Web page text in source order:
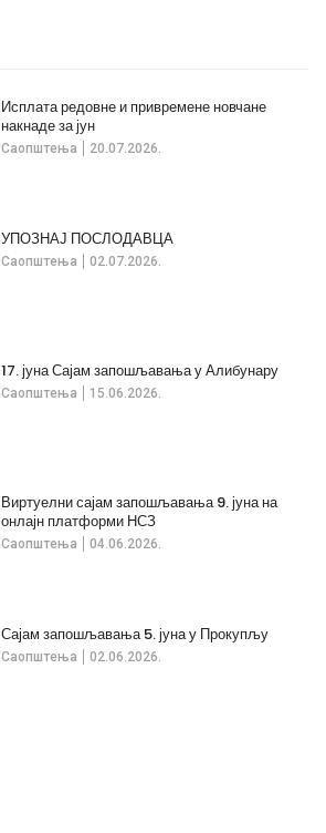
Саопштења 20.07.2026.
Исплата редовне и привремене новчане
накнаде за јун
Саопштења 02.07.2026.
УПОЗНАЈ ПОСЛОДАВЦА
Саопштења 15.06.2026.
17. јуна Сајам запошљавања у Алибунару
Саопштења 04.06.2026.
Виртуелни сајам запошљавања 9. јуна на
онлајн платформи НСЗ
Саопштења 02.06.2026.
Сајам запошљавања 5. јуна у Прокупљу